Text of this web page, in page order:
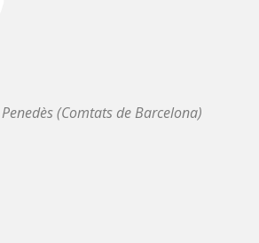
(Comtats de Barcelona)